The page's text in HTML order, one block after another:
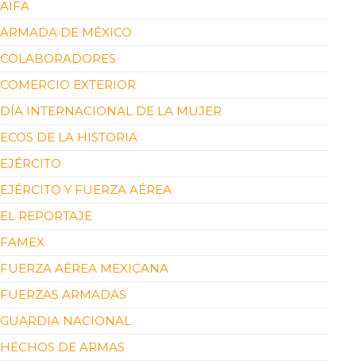
AIFA
ARMADA DE MÉXICO
COLABORADORES
COMERCIO EXTERIOR
DÍA INTERNACIONAL DE LA MUJER
ECOS DE LA HISTORIA
EJÉRCITO
EJÉRCITO Y FUERZA AÉREA
EL REPORTAJE
FAMEX
FUERZA AÉREA MEXICANA
FUERZAS ARMADAS
GUARDIA NACIONAL
HECHOS DE ARMAS